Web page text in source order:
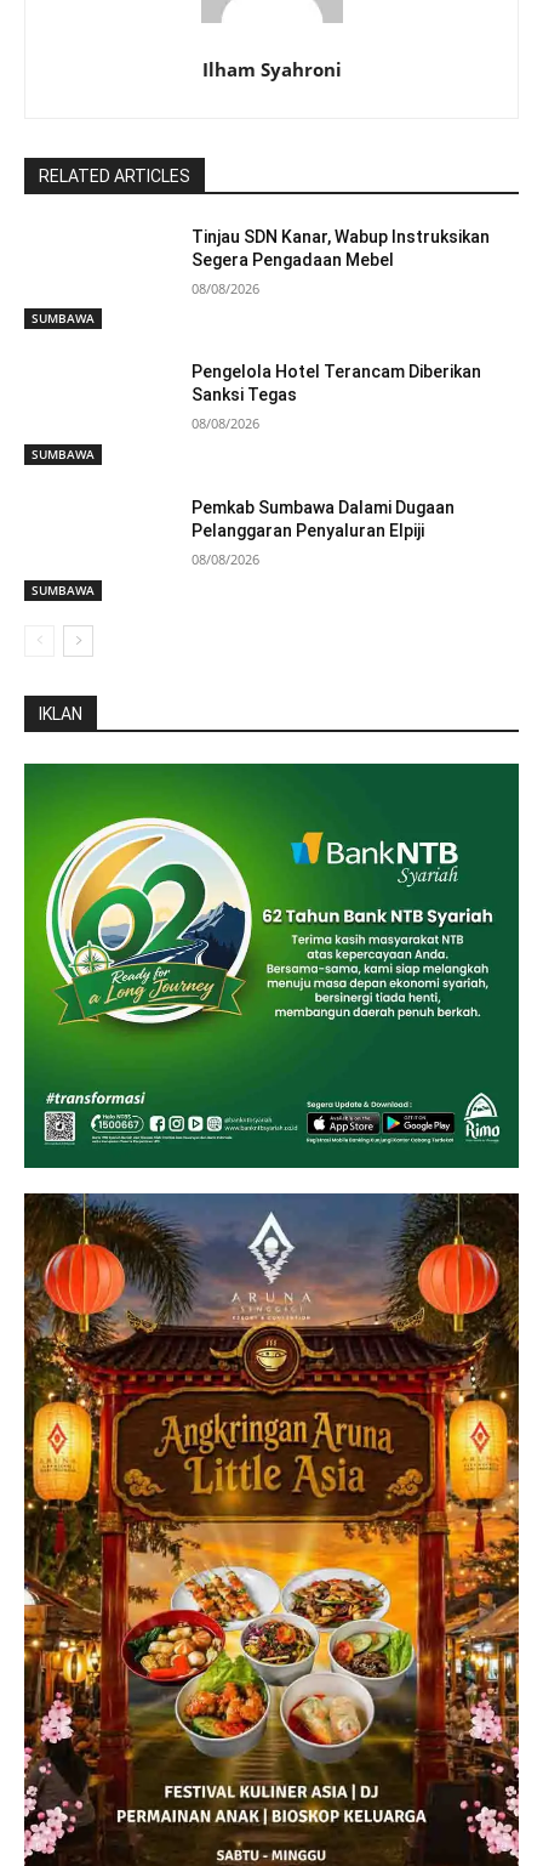
Ilham Syahroni
RELATED ARTICLES
SUMBAWA
Tinjau SDN Kanar, Wabup Instruksikan
Segera Pengadaan Mebel
08/08/2026
SUMBAWA
Pengelola Hotel Terancam Diberikan
Sanksi Tegas
08/08/2026
SUMBAWA
Pemkab Sumbawa Dalami Dugaan
Pelanggaran Penyaluran Elpiji
08/08/2026
IKLAN